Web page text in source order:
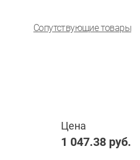
Сопутствующие товары
Цена
1 047.38 руб.